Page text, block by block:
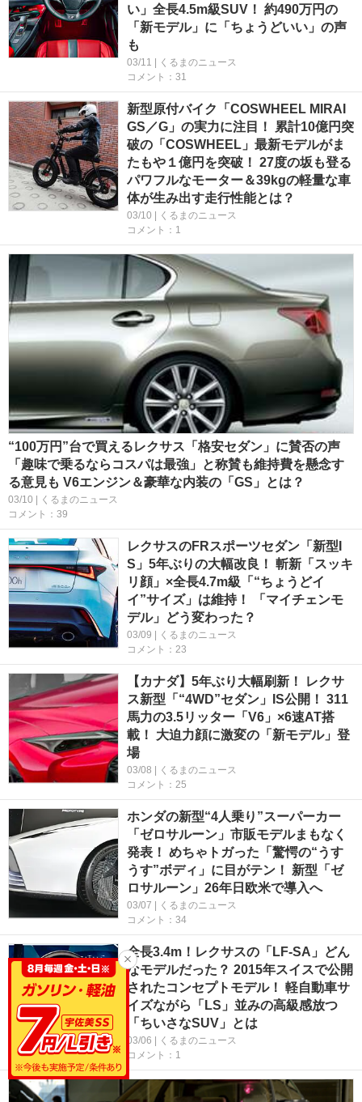
い」全長4.5m級SUV！ 約490万円の
「新モデル」に「ちょうどいい」の声
も
03/11 | くるまのニュース
コメント：31
新型原付バイク「COSWHEEL MIRAI
GS／G」の実力に注目！ 累計10億円突
破の「COSWHEEL」最新モデルがま
たもや１億円を突破！ 27度の坂も登る
パワフルなモーター＆39kgの軽量な車
体が生み出す走行性能とは？
03/10 | くるまのニュース
コメント：1
“100万円”台で買えるレクサス「格安セダン」に賛否の声
「趣味で乗るならコスパは最強」と称賛も維持費を懸念す
る意見も V6エンジン＆豪華な内装の「GS」とは？
03/10 | くるまのニュース
コメント：39
レクサスのFRスポーツセダン「新型I
S」5年ぶりの大幅改良！ 斬新「スッキ
リ顔」×全長4.7m級「“ちょうどイ
イ”サイズ」は維持！ 「マイチェンモ
デル」どう変わった？
03/09 | くるまのニュース
コメント：23
【カナダ】5年ぶり大幅刷新！ レクサ
ス新型「“4WD”セダン」IS公開！ 311
馬力の3.5リッター「V6」×6速AT搭
載！ 大迫力顔に激変の「新モデル」登
場
03/08 | くるまのニュース
コメント：25
ホンダの新型“4人乗り”スーパーカー
「ゼロサルーン」市販モデルまもなく
発表！ めちゃトガった「驚愕の“うす
うす”ボディ」に目がテン！ 新型「ゼ
ロサルーン」26年日欧米で導入へ
03/07 | くるまのニュース
コメント：34
全長3.4m！レクサスの「LF-SA」どん
なモデルだった？ 2015年スイスで公開
されたコンセプトモデル！ 軽自動車サ
イズながら「LS」並みの高級感放つ
「ちいさなSUV」とは
03/06 | くるまのニュース
コメント：1